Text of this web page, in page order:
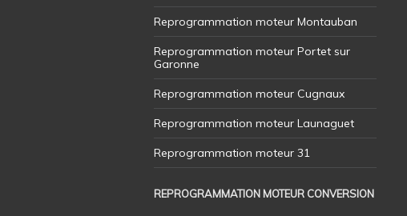
Reprogrammation moteur Montauban
Reprogrammation moteur Portet sur
Garonne
Reprogrammation moteur Cugnaux
Reprogrammation moteur Launaguet
Reprogrammation moteur 31
REPROGRAMMATION MOTEUR CONVERSION